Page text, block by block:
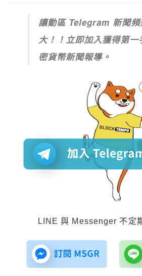
讓動區 Telegram 新聞
大！！立即加入獲得第一
密貨幣新聞報導。
LINE 與 Messenger 不定